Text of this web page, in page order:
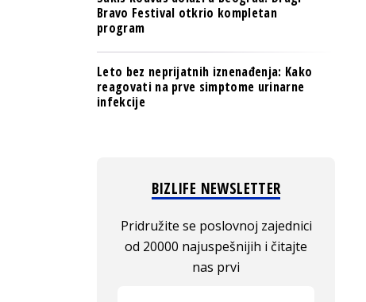
Bravo Festival otkrio kompletan
program
Leto bez neprijatnih iznenađenja: Kako
reagovati na prve simptome urinarne
infekcije
BIZLIFE NEWSLETTER
Pridružite se poslovnoj zajednici
od 20000 najuspešnijih i čitajte
nas prvi